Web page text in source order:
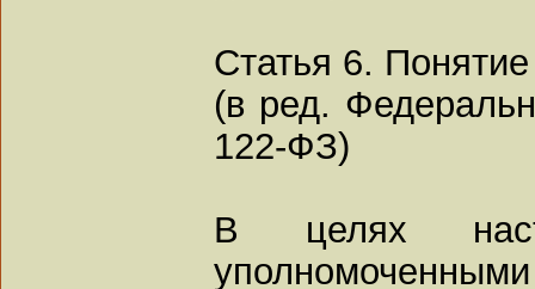
Статья 6.
(в ред.
122-ФЗ)
В целях